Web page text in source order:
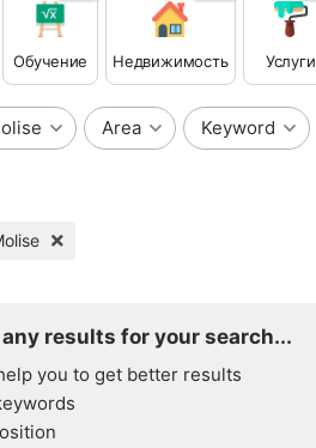
Обучение Недвижимость Услуги
Area Keyword
results for your search...
you to get better results